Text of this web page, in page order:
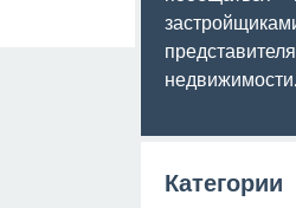
недвижимости.
Категории